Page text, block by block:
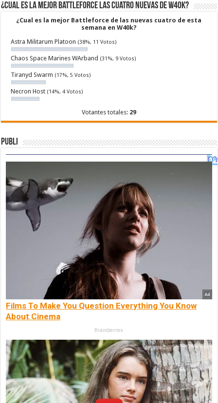
¿Cual es la mejor Battleforce las cuatro nuevas de W40k?
¿Cual es la mejor Battleforce de las nuevas cuatro de esta
semana en W40k?
Astra Militarum Platoon (38%, 11 Votos)
Chaos Space Marines WArband (31%, 9 Votos)
Tiranyd Swarm (17%, 5 Votos)
Necron Host (14%, 4 Votos)
Votantes totales: 29
Publi
Films To Make You Question Everything You Know
About Cinema
Brainberries